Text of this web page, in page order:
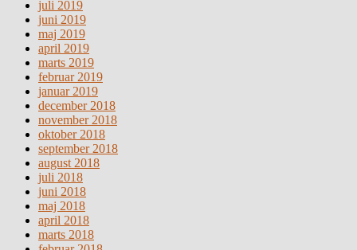
juli 2019
juni 2019
maj 2019
april 2019
marts 2019
februar 2019
januar 2019
december 2018
november 2018
oktober 2018
september 2018
august 2018
juli 2018
juni 2018
maj 2018
april 2018
marts 2018